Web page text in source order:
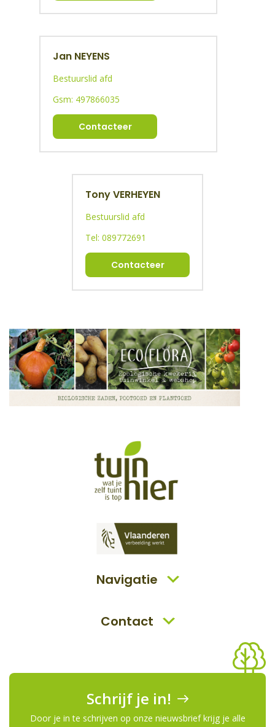
Jan NEYENS
Bestuurslid afd
Gsm: 497866035
Contacteer
Tony VERHEYEN
Bestuurslid afd
Tel: 089772691
Contacteer
Navigatie
Contact
Schrijf je in!
Door je in te schrijven op onze nieuwsbrief krijg je alle